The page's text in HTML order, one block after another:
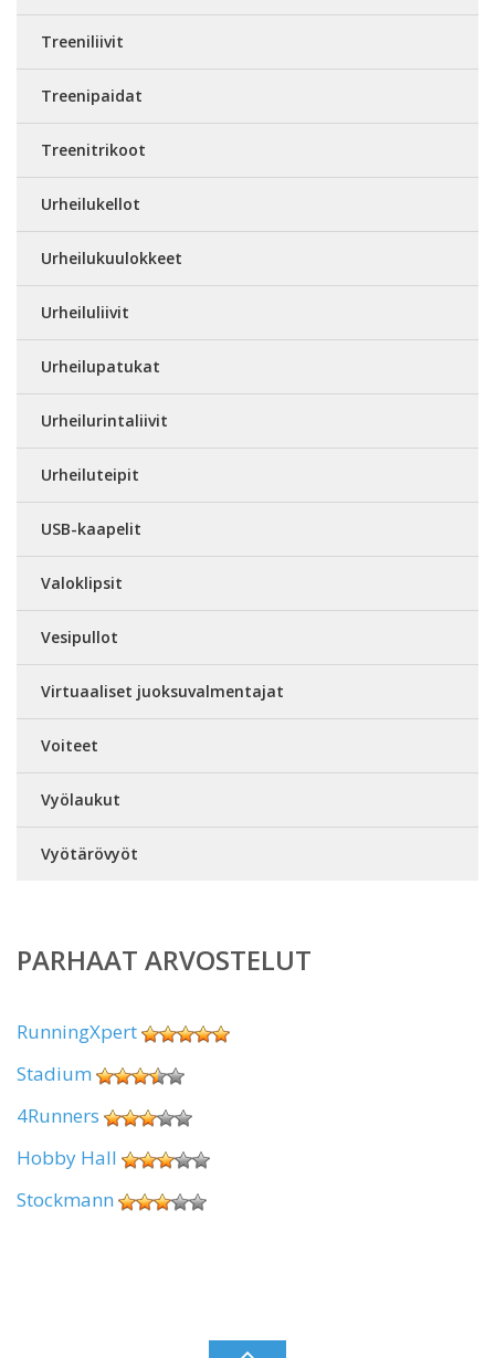
Treeniliivit
Treenipaidat
Treenitrikoot
Urheilukellot
Urheilukuulokkeet
Urheiluliivit
Urheilupatukat
Urheilurintaliivit
Urheiluteipit
USB-kaapelit
Valoklipsit
Vesipullot
Virtuaaliset juoksuvalmentajat
Voiteet
Vyölaukut
Vyötärövyöt
PARHAAT ARVOSTELUT
RunningXpert
Stadium
4Runners
Hobby Hall
Stockmann